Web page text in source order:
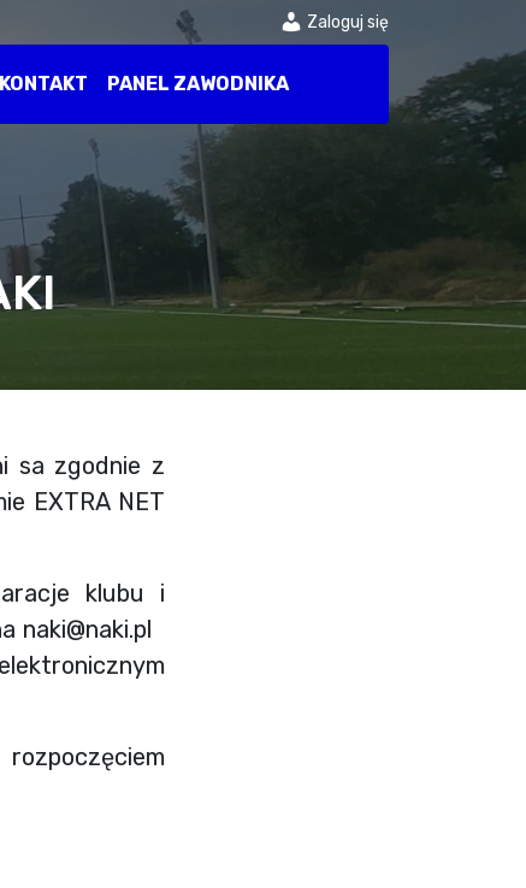
Zaloguj się
KONTAKT PANEL ZAWODNIKA
sa zgodnie z
EXTRA NET
klubu i
naki@naki.pl